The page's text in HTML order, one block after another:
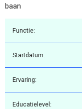
baan
Functie:
Startdatum:
Ervaring:
Educatielevel: